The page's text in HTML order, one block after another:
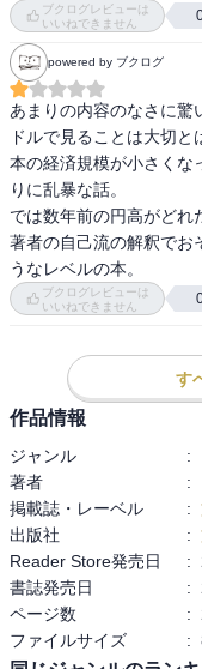
基軸通貨ドル高とセット
済を世界から見た場合
で礼賛できるか。著者は
解説し、著者なりの数値
は①ドル建てでの株価上
株価指数リターンはＴ
数の上昇ないままの株
はドル建てでは当然下落。
⑤アベノミクス開始前か
ポシャる。⑥実質賃金の
分析の必要は納得だが、
に余る。なので、アベノ
円安メリットは国内産
が、そんな中、トヨタ
も企業毎の濃淡が顕著な
◇かつ貿易赤字拡大⇒経
推移に依るＧＤＰ減も当
軸通貨の意味、日本の米
還流の問題は、８０年代
く金の蓄積を目指さない
問題は新奇。◆資産フラ
ックス・ヘイブン」の記
い。なお、英シティがオ
ブクログレビューは
いいねできません
powered by ブクログ
あまりの内容のなさに驚
ドルで見ることは大切
本の経済規模が小さくな
りに乱暴な話。
では数年前の円高がどれ
著者の自己流の解釈でお
うなレベルの本。
ブクログレビューは
いいねできません
す
作品情報
ジャンル :
著者
:
掲載誌・レーベル
:
出版社
:
Reader Store発売日
:
書誌発売日
:
ページ数
:
ファイルサイズ
: